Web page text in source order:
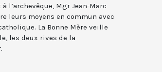
l’archevêque, Mgr Jean-Marc
leurs moyens en commun avec
La Bonne Mère veille
les deux rives de la